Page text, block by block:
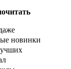
новинки